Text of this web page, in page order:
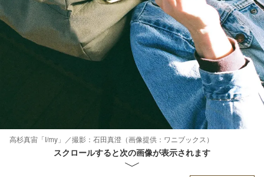
高杉真宙「I/my」／撮影：石田真澄（画像提供：ワニブックス）
スクロールすると次の画像が表示されます